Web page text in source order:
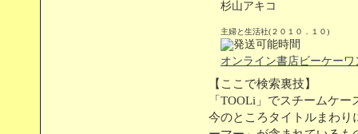
杉山アキコ
主婦と生活社(２０１０．１０)
オンライン書店ビーケー
【ここで検索裏技】
「TOOLi」でスチームケ
今のところタイトルまわり